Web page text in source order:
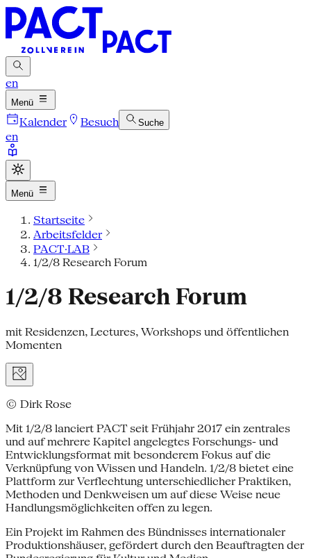
en
Menü
Kalender Besuch Suche
en
Menü
Startseite
Arbeitsfelder
PACT·LAB
1/2/8 Research Forum
1/2/8 Research Forum
mit Residenzen, Lectures, Workshops und öffentlichen
Momenten
© Dirk Rose
Mit 1/2/8 lanciert PACT seit Frühjahr 2017 ein zentrales
und auf mehrere Kapitel angelegtes Forschungs- und
Entwicklungsformat mit besonderem Fokus auf die
Verknüpfung von Wissen und Handeln. 1/2/8 bietet eine
Plattform zur Verflechtung unterschiedlicher Praktiken,
Methoden und Denkweisen um auf diese Weise neue
Handlungsmöglichkeiten offen zu legen.
Ein Projekt im Rahmen des Bündnisses internationaler
Produktionshäuser, gefördert durch den Beauftragten der